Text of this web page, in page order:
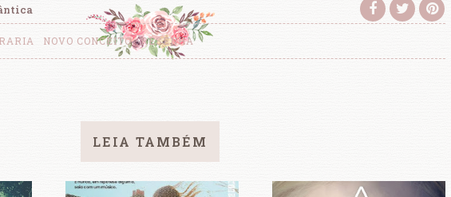
NOVO CONCEITO RESENHA
LEIA TAMBÉM